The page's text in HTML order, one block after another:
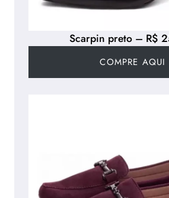
Scarpin preto – R$
COMPRE AQUI